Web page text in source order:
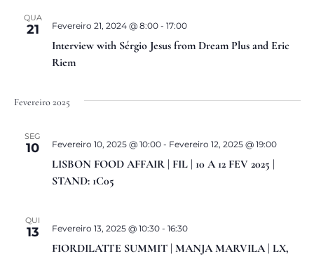
QUA
21
Interview with Sérgio Jesus from Dream Plus and Eric
Riem
Fevereiro 21, 2024 @ 8:00- 17:00
Fevereiro 2025
SEG
10
LISBON FOOD AFFAIR | FIL | 10 A 12 FEV 2025 |
STAND: 1C05
Fevereiro 10, 2025 @ 10:00- Fevereiro 12, 2025 @ 19:00
QUI
13
FIORDILATTE SUMMIT | MANJA MARVILA | LX,
Fevereiro 13, 2025 @ 10:30- 16:30